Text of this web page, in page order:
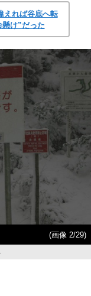
えれば谷底へ転
け”だった
(画像 2/29)